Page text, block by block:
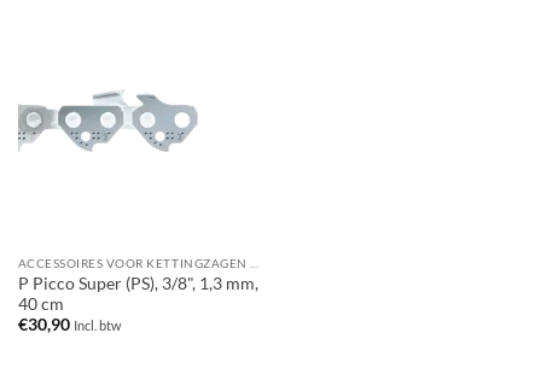
P Picco Super (PS), 3/8", 1,3 mm,
40 cm
€30,90 Incl. btw